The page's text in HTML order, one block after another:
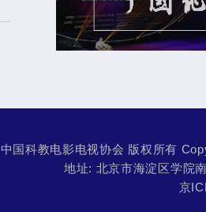
中国科教电影电视协会 版权所有
地址: 北京市海淀区学院
京